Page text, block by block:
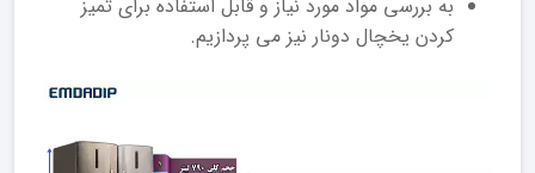
به بررسی مواد مورد نیاز و قابل استفاده برای تمیز
کردن یخچال دونار نیز می پردازیم.